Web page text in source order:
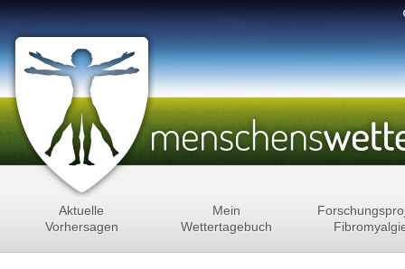
Aktuelle
Vorhersagen
Mein
Wettertagebuch